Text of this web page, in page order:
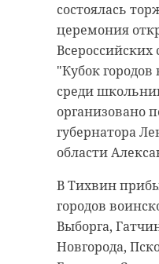
состоялась
церемония
"Кубок
среди
организовано
губернатора
области
В Тихвин
городов
Выборга,
Новгорода,